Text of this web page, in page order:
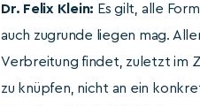
Dr. Felix Klein: Es gilt, alle
auch zugrunde liegen mag.
Verbreitung findet, zuletzt im
zu knüpfen, nicht an ein